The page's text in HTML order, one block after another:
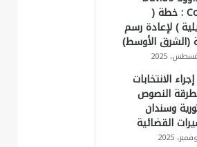
Corrido : خطة (
) لإعادة رسم
(الشرق الأوسط)
الانتخابات
النصوص
وسندان
القضائية